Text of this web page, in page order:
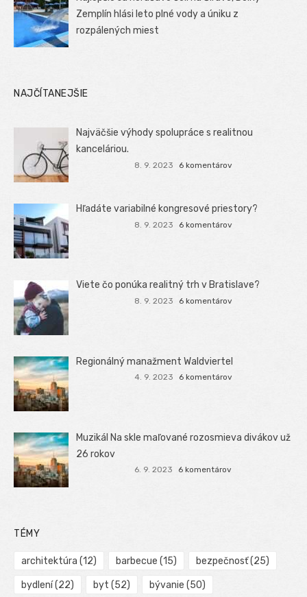
Zemplín hlási leto plné vody a úniku z
rozpálených miest
NAJČÍTANEJŠIE
Najväčšie výhody spolupráce s realitnou
kanceláriou.
8. 9. 2023 6 komentárov
Hľadáte variabilné kongresové priestory?
8. 9. 2023 6 komentárov
Viete čo ponúka realitný trh v Bratislave?
8. 9. 2023 6 komentárov
Regionálný manažment Waldviertel
4. 9. 2023 6 komentárov
Muzikál Na skle maľované rozosmieva divákov už
26 rokov
6. 9. 2023 6 komentárov
TÉMY
architektúra (12) barbecue (15) bezpečnosť(25)
bydlení(22) byt (52) bývanie (50)